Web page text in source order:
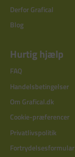
Derfor Grafical
Blog
Hurtig hjælp
FAQ
Handelsbetingelser
Om Grafical.dk
Cookie-præferencer
Privatlivspolitik
Fortrydelsesformular